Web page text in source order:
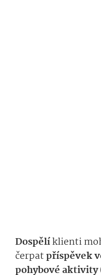
Dospělíklienti
čerpat příspěvek
pohybové aktivity